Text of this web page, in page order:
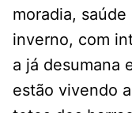
moradia,
inverno, com
a já desumana
estão vivendo